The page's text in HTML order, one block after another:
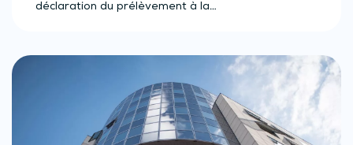
déclaration du prélèvement à la…